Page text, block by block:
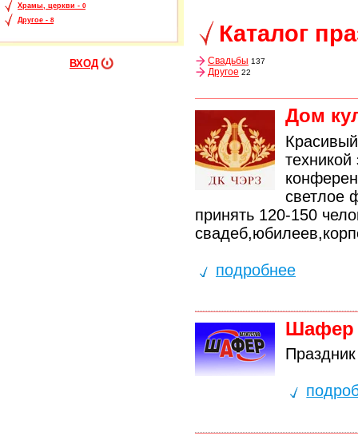
Храмы, церкви - 0
Другое - 8
ВХОД
Каталог
Свадьбы 137
Другое 22
Дом
светлое
принять 120-150
подробнее
Шафер